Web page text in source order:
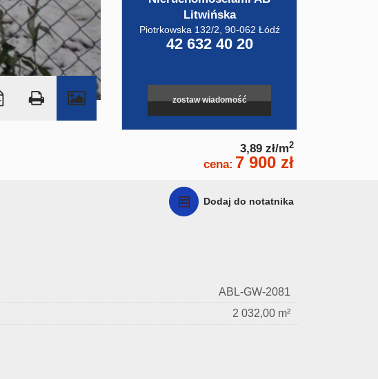
Litwińska
Piotrkowska 132/2, 90-062 Łódź
42 632 40 20
zostaw wiadomość
3,89 zł/m2
cena: 7 900 zł
Dodaj do notatnika
ABL-GW-2081
2 032,00 m²